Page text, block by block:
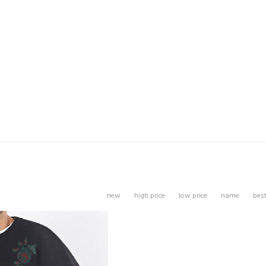
new high price low price name best